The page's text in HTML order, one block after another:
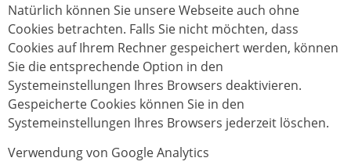
Natürlich können Sie unsere Webseite auch ohne
Cookies betrachten. Falls Sie nicht möchten, dass
Cookies auf Ihrem Rechner gespeichert werden, können
Sie die entsprechende Option in den
Systemeinstellungen Ihres Browsers deaktivieren.
Gespeicherte Cookies können Sie in den
Systemeinstellungen Ihres Browsers jederzeit löschen.
Verwendung von Google Analytics